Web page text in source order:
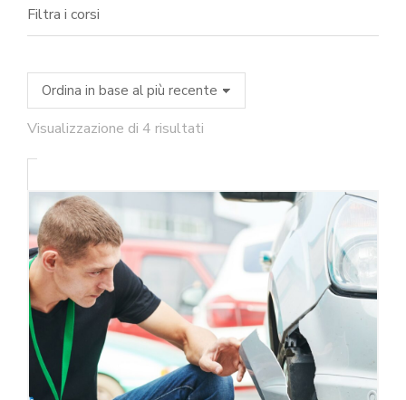
Filtra i corsi
Visualizzazione di 4 risultati